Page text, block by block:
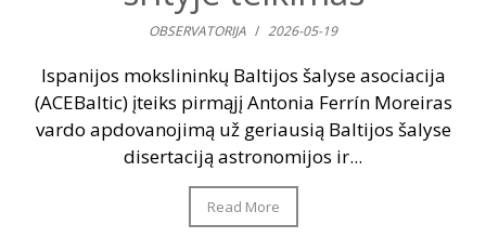
OBSERVATORIJA / 2026-05-19
Ispanijos mokslininkų Baltijos šalyse asociacija
(ACEBaltic) įteiks pirmąjį Antonia Ferrín Moreiras
vardo apdovanojimą už geriausią Baltijos šalyse
disertaciją astronomijos ir...
Read More